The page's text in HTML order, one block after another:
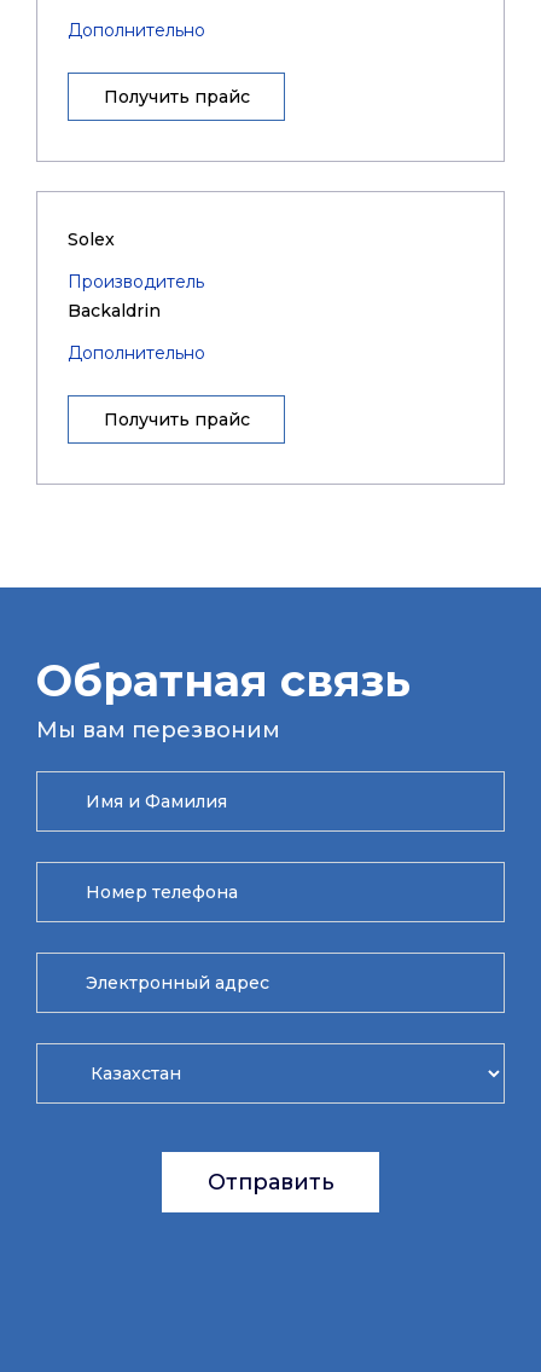
Дополнительно
Получить прайс
Solex
Производитель
Backaldrin
Дополнительно
Получить прайс
Обратная связь
Мы вам перезвоним
Отправить